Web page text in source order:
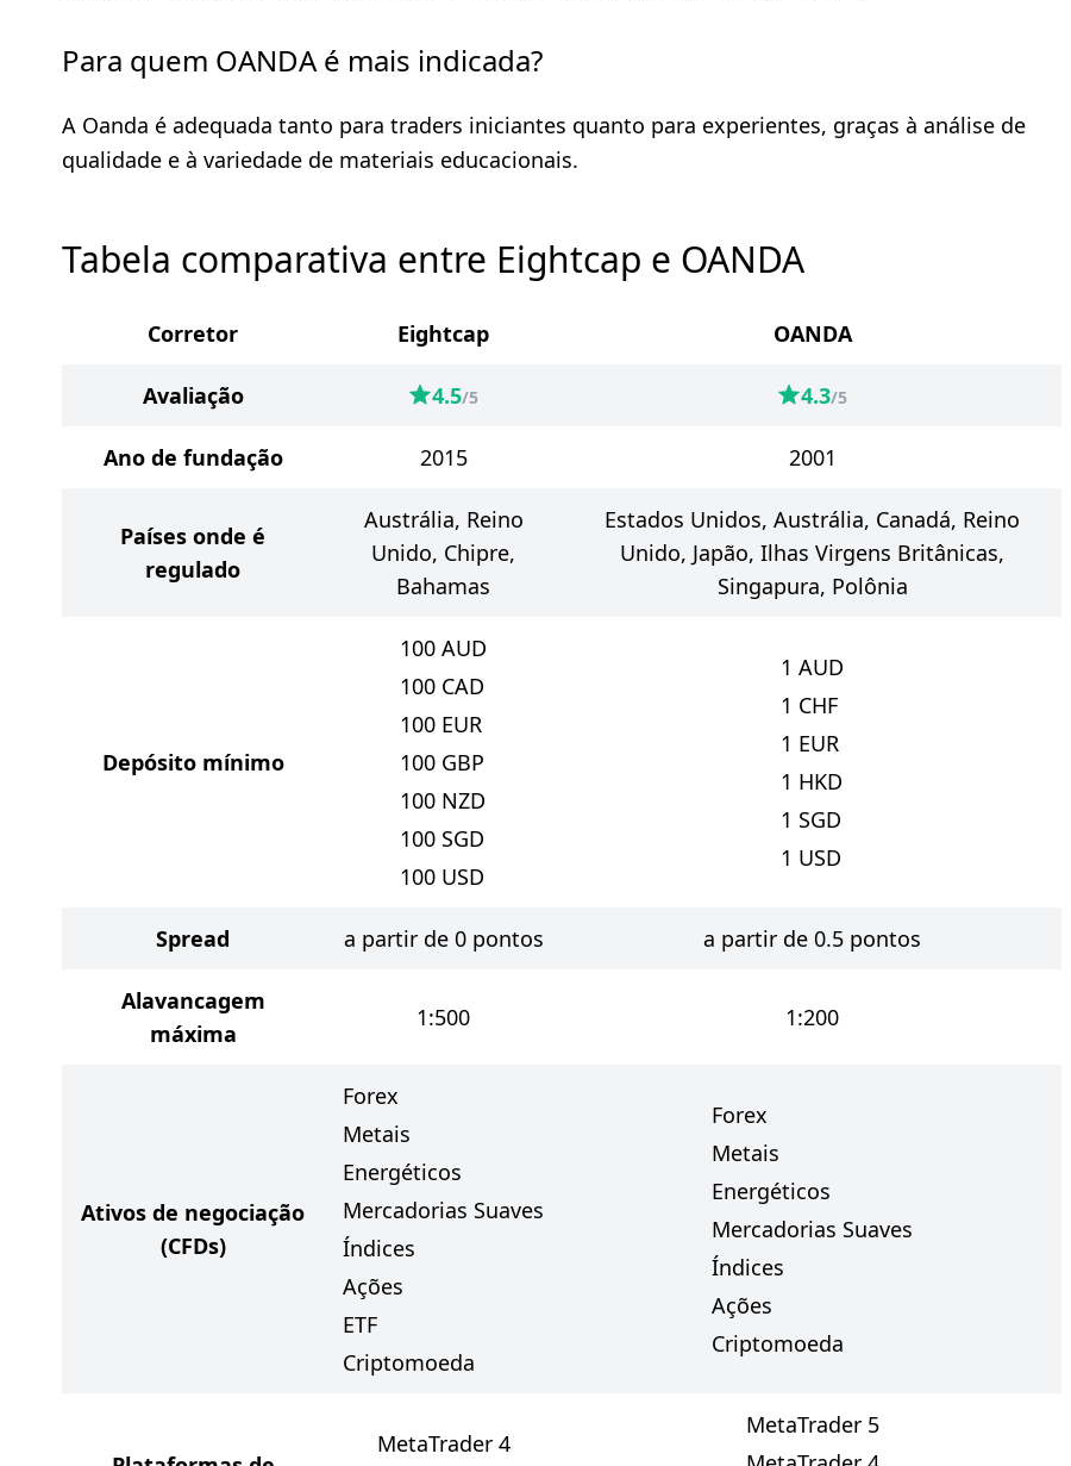
Para quem OANDA é mais indicada?
A Oanda é adequada tanto para traders iniciantes quanto para experientes, graças à análise de
qualidade e à variedade de materiais educacionais.
Tabela comparativa entre Eightcap e OANDA
Corretor Eightcap OANDA
Avaliação 4.5/5 4.3/5
Ano de fundação 2015 2001
Países onde é
regulado
Austrália, Reino
Unido, Chipre,
Bahamas
Estados Unidos, Austrália, Canadá, Reino
Unido, Japão, Ilhas Virgens Britânicas,
Singapura, Polônia
Depósito mínimo
100 AUD
100 CAD
100 EUR
100 GBP
100 NZD
100 SGD
100 USD
1 AUD
1 CHF
1 EUR
1 HKD
1 SGD
1 USD
Spread a partir de 0 pontos a partir de 0.5 pontos
Alavancagem
máxima
1:500 1:200
Ativos de negociação
(CFDs)
Forex
Metais
Energéticos
Mercadorias Suaves
Índices
Ações
ETF
Criptomoeda
Forex
Metais
Energéticos
Mercadorias Suaves
Índices
Ações
Criptomoeda
MetaTrader 4
MetaTrader 5